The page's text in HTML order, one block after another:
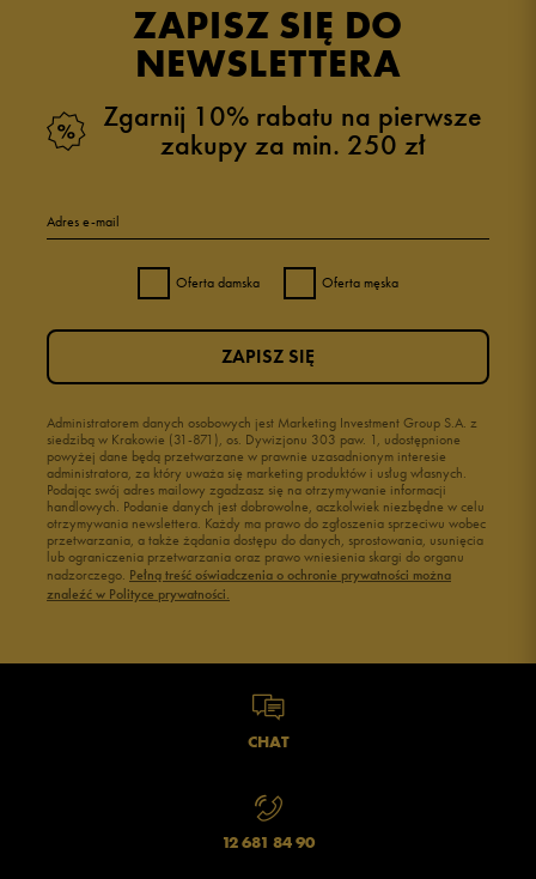
ZAPISZ SIĘ DO
NEWSLETTERA
Zgarnij 10% rabatu na pierwsze
zakupy za min. 250 zł
Adres e-mail
Oferta damska Oferta męska
Administratorem danych osobowych jest Marketing Investment Group S.A. z
siedzibą w Krakowie (31-871), os. Dywizjonu 303 paw. 1, udostępnione
powyżej dane będą przetwarzane w prawnie uzasadnionym interesie
administratora, za który uważa się marketing produktów i usług własnych.
Podając swój adres mailowy zgadzasz się na otrzymywanie informacji
handlowych. Podanie danych jest dobrowolne, aczkolwiek niezbędne w celu
otrzymywania newslettera. Każdy ma prawo do zgłoszenia sprzeciwu wobec
przetwarzania, a także żądania dostępu do danych, sprostowania, usunięcia
lub ograniczenia przetwarzania oraz prawo wniesienia skargi do organu
nadzorczego. Pełną treść oświadczenia o ochronie prywatności można
znaleźć w Polityce prywatności.
ZAPISZ SIĘ
CHAT
12 681 84 90